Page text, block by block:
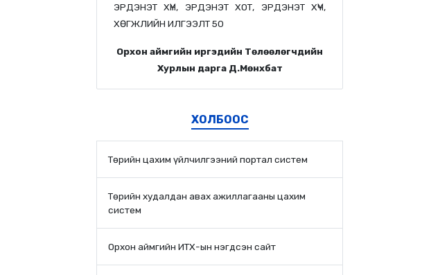
ЭРДЭНЭТ ХҮН, ЭРДЭНЭТ ХОТ, ЭРДЭНЭТ ХҮЧ,
ХӨГЖЛИЙН ИЛГЭЭЛТ 50
Орхон аймгийн иргэдийн Төлөөлөгчдийн
Хурлын дарга Д.Мөнхбат
ХОЛБООС
Төрийн цахим үйлчилгээний портал систем
Төрийн худалдан авах ажиллагааны цахим
систем
Орхон аймгийн ИТХ-ын нэгдсэн сайт